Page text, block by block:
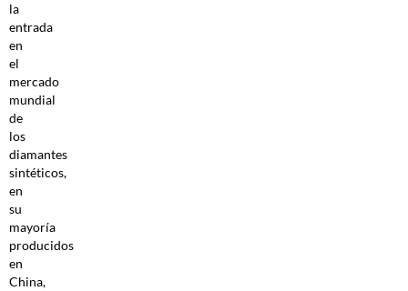
la
entrada
en
el
mercado
mundial
de
los
diamantes
sintéticos,
en
su
mayoría
producidos
en
China,